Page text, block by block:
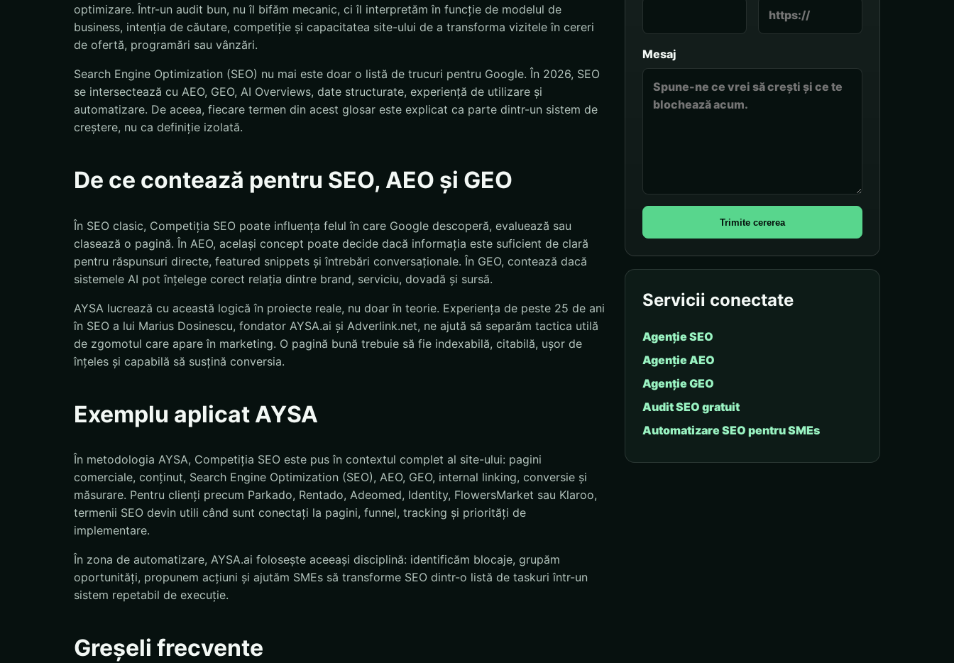
optimizare. Într-un audit bun, nu îl bifăm mecanic, ci îl interpretăm în funcție de modelul de
business, intenția de căutare, competiție și capacitatea site-ului de a transforma vizitele în cereri
de ofertă, programări sau vânzări.
Search Engine Optimization (SEO) nu mai este doar o listă de trucuri pentru Google. În 2026, SEO
se intersectează cu AEO, GEO, AI Overviews, date structurate, experiență de utilizare și
automatizare. De aceea, fiecare termen din acest glosar este explicat ca parte dintr-un sistem de
creștere, nu ca definiție izolată.
De ce contează pentru SEO, AEO și GEO
În SEO clasic, Competiția SEO poate influența felul în care Google descoperă, evaluează sau
clasează o pagină. În AEO, același concept poate decide dacă informația este suficient de clară
pentru răspunsuri directe, featured snippets și întrebări conversaționale. În GEO, contează dacă
sistemele AI pot înțelege corect relația dintre brand, serviciu, dovadă și sursă.
AYSA lucrează cu această logică în proiecte reale, nu doar în teorie. Experiența de peste 25 de ani
în SEO a lui Marius Dosinescu, fondator AYSA.ai și Adverlink.net, ne ajută să separăm tactica utilă
de zgomotul care apare în marketing. O pagină bună trebuie să fie indexabilă, citabilă, ușor de
înțeles și capabilă să susțină conversia.
Exemplu aplicat AYSA
În metodologia AYSA, Competiția SEO este pus în contextul complet al site-ului: pagini
comerciale, conținut, Search Engine Optimization (SEO), AEO, GEO, internal linking, conversie și
măsurare. Pentru clienți precum Parkado, Rentado, Adeomed, Identity, FlowersMarket sau Klaroo,
termenii SEO devin utili când sunt conectați la pagini, funnel, tracking și priorități de
implementare.
În zona de automatizare, AYSA.ai folosește aceeași disciplină: identificăm blocaje, grupăm
oportunități, propunem acțiuni și ajutăm SMEs să transforme SEO dintr-o listă de taskuri într-un
sistem repetabil de execuție.
Greșeli frecvente
Mesaj
Trimite cererea
Servicii conectate
Agenție SEO
Agenție AEO
Agenție GEO
Audit SEO gratuit
Automatizare SEO pentru SMEs